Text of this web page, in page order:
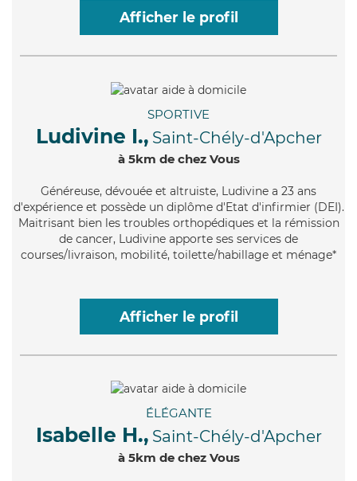
Afficher le profil
SPORTIVE
Ludivine I., Saint-Chély-d'Apcher
à 5km de chez Vous
Généreuse, dévouée et altruiste, Ludivine a 23 ans
d'expérience et possède un diplôme d'Etat d'infirmier (DEI).
Maitrisant bien les troubles orthopédiques et la rémission
de cancer, Ludivine apporte ses services de
courses/livraison, mobilité, toilette/habillage et ménage*
Afficher le profil
ÉLÉGANTE
Isabelle H., Saint-Chély-d'Apcher
à 5km de chez Vous